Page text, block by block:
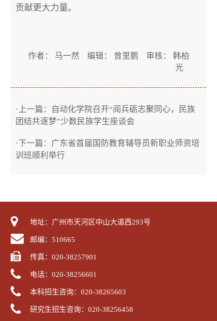
贡献更大力量。
作者： 马一然 编辑： 曾里鹏 审核： 韩柏
光
·上一篇：自动化学院召开“阅兵砺志聚同心，民族
团结共逐梦”少数民族学生座谈会
·下一篇：广东省首届国防教育辅导员新职业师资培
训班顺利举行
地址：广州市天河区中山大道西293号
邮编：510665
传真：020-38257901
电话：020-38256601
本科招生咨询：020-38265603
研究生招生咨询：020-38256458